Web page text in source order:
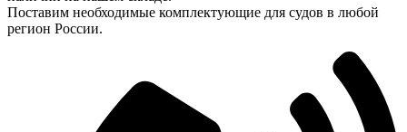
Поставим необходимые комплектующие для судов в любой
регион России.